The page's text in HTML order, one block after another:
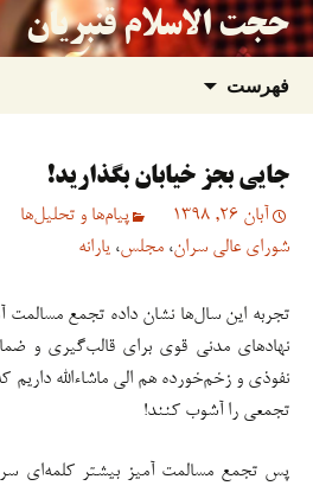
حجت الاسلام قنبریان
فهرست
نوشته‌ها
جایی بجز خیابان بگذارید!
آبان 26, 1398 پیام‌ها و تحلیل‌ها
شورای عالی سران، مجلس، یارانه
تجربه این سال‌ها نشان داده تجمع
نهادهای مدنی قوی برای قالب‌گیری و
نفوذی و زخم‌خورده هم الی ماشاء‌الله داریم
تجمعی را آشوب کنند!
پس تجمع مسالمت آمیز بیشتر کلمه‌ای